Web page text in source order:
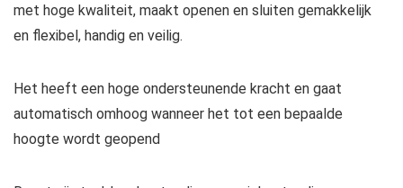
met hoge kwaliteit, maakt openen en sluiten gemakkelijk
en flexibel, handig en veilig.
Het heeft een hoge ondersteunende kracht en gaat
automatisch omhoog wanneer het tot een bepaalde
hoogte wordt geopend